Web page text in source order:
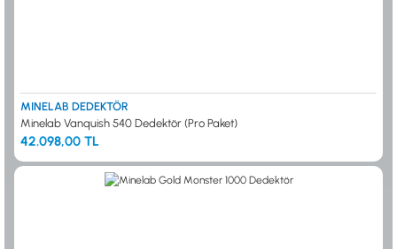
MINELAB DEDEKTÖR
Minelab Vanquish 540 Dedektör (Pro Paket)
42.098,00 TL